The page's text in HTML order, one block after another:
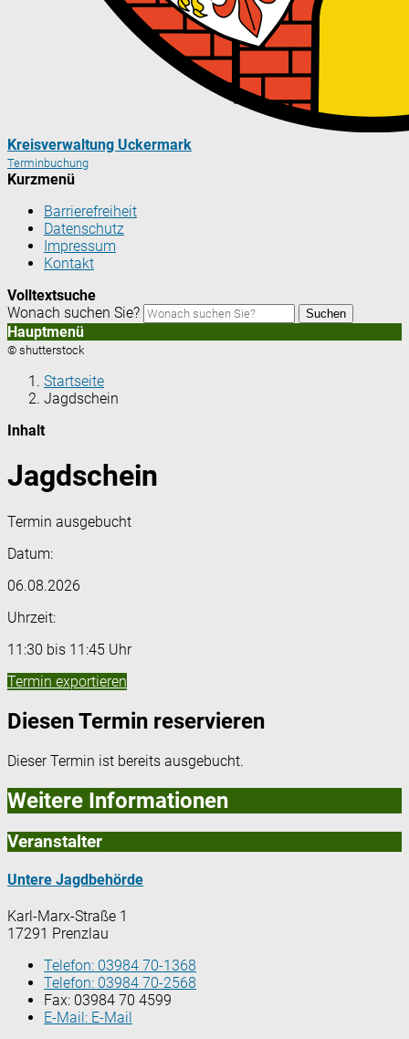
Kreisverwaltung Uckermark
Terminbuchung
Kurzmenü
Barrierefreiheit
Datenschutz
Impressum
Kontakt
Volltextsuche
Wonach suchen Sie?
Suchen
Hauptmenü
© shutterstock
Startseite
Jagdschein
Inhalt
Jagdschein
Termin ausgebucht
Datum:
06.08.2026
Uhrzeit:
11:30 bis 11:45 Uhr
Termin exportieren
Diesen Termin reservieren
Dieser Termin ist bereits ausgebucht.
Weitere Informationen
Veranstalter
Untere Jagdbehörde
Karl-Marx-Straße 1
17291 Prenzlau
Telefon: 03984 70-1368
Telefon: 03984 70-2568
Fax: 03984 70 4599
E-Mail: E-Mail